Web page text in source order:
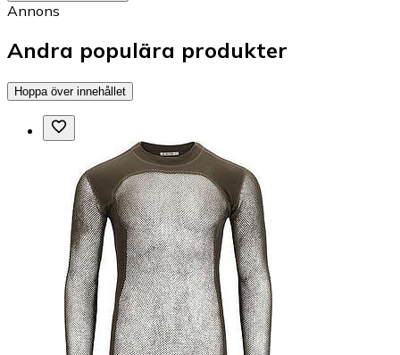
Annons
Andra populära produkter
Hoppa över innehållet